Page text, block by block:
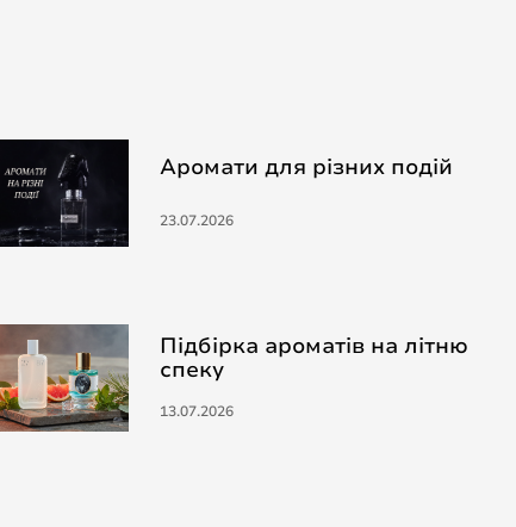
Аромати для різних подій
23.07.2026
Підбірка ароматів на літню
спеку
13.07.2026